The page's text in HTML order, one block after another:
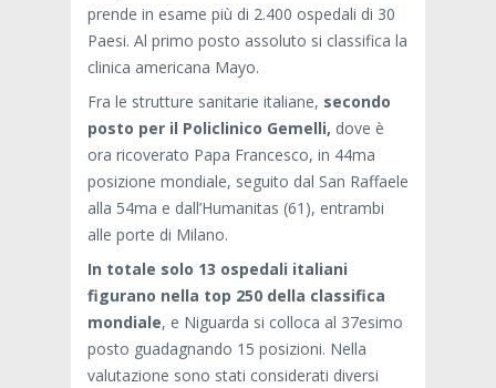
prende in esame più di 2.400 ospedali di 30
Paesi. Al primo posto assoluto si classifica la
clinica americana Mayo.
Fra le strutture sanitarie italiane, secondo
posto per il Policlinico Gemelli, dove è
ora ricoverato Papa Francesco, in 44ma
posizione mondiale, seguito dal San Raffaele
alla 54ma e dall’Humanitas (61), entrambi
alle porte di Milano.
In totale solo 13 ospedali italiani
figurano nella top 250 della classifica
mondiale, e Niguarda si colloca al 37esimo
posto guadagnando 15 posizioni. Nella
valutazione sono stati considerati diversi